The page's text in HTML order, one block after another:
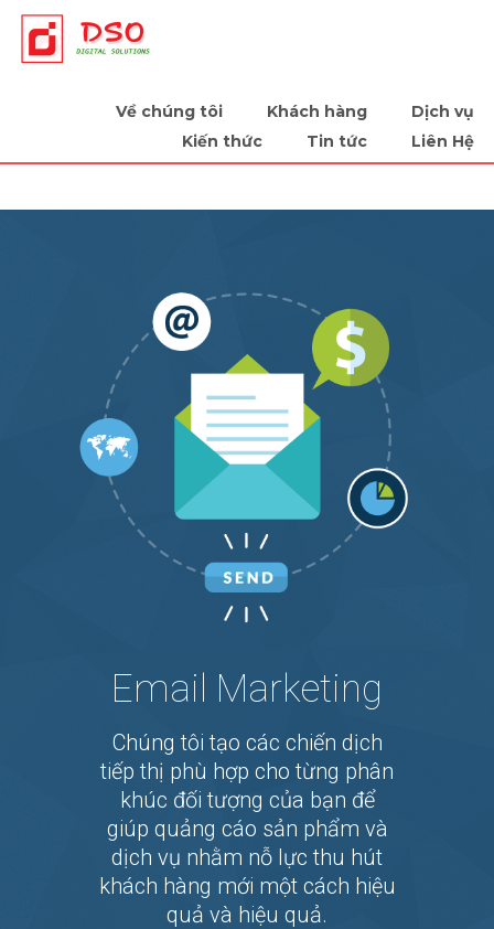
Tiếp sức cùng doanh nghiệp
Về chúng tôi Khách hàng
Dịch vụ
Kiến thức
Tin tức Liên Hệ
Email Marketing
Chúng tôi tạo các chiến dịch
tiếp thị phù hợp cho từng phân
khúc đối tượng của bạn để
giúp quảng cáo sản phẩm và
dịch vụ nhằm nỗ lực thu hút
khách hàng mới một cách hiệu
quả và hiệu quả.